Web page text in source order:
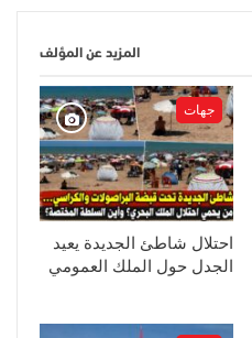
المزيد عن المؤلف
جهات
احتلال شاطئ الجديدة يعيد
الجدل حول الملك العمومي